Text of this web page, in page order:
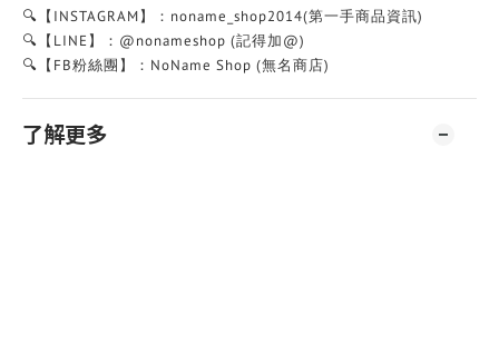
🔍【INSTAGRAM】：noname_shop2014(第一手商品資訊)
🔍【LINE】：@nonameshop (記得加@)
🔍【FB粉絲團】：NoName Shop (無名商店)
了解更多